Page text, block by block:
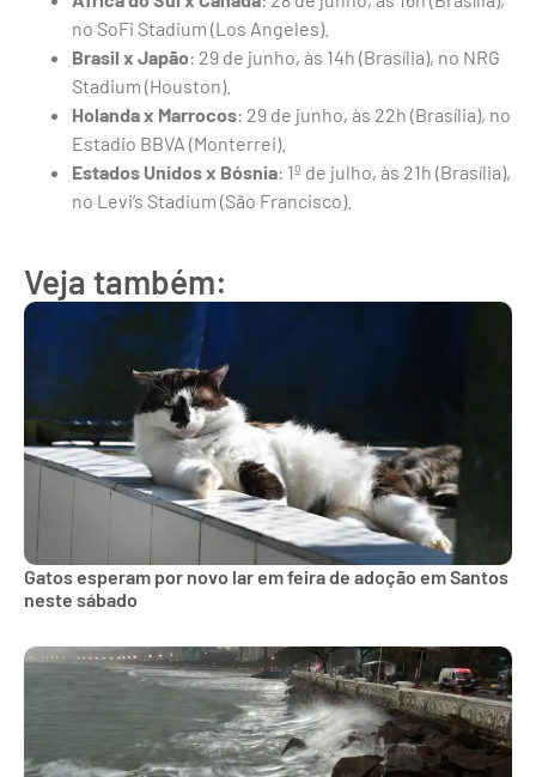
no SoFi Stadium (Los Angeles).
Brasil x Japão: 29 de junho, às 14h (Brasília), no NRG
Stadium (Houston).
Holanda x Marrocos: 29 de junho, às 22h (Brasília), no
Estadio BBVA (Monterrei).
Estados Unidos x Bósnia: 1º de julho, às 21h (Brasília),
no Levi’s Stadium (São Francisco).
Veja também:
Gatos esperam por novo lar em feira de adoção em Santos
neste sábado